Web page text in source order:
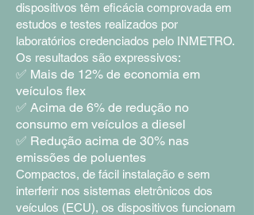
dispositivos têm eficácia comprovada em
estudos e testes realizados por
laboratórios credenciados pelo INMETRO.
Os resultados são expressivos:
✅ Mais de 12% de economia em
veículos flex
✅ Acima de 6% de redução no
consumo em veículos a diesel
✅ Redução acima de 30% nas
emissões de poluentes
Compactos, de fácil instalação e sem
interferir nos sistemas eletrônicos dos
veículos (ECU), os dispositivos funcionam